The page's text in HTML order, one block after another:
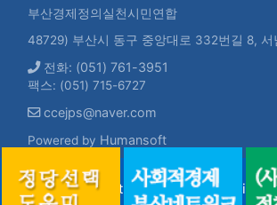
부산경제정의실천시민연합
48729) 부산시 동구 중앙대로 332번길 8,
전화: (051) 761-3951
팩스: (051) 715-6727
ccejps@naver.com
Powered by Humansoft
Copyright © 부산경실련.All rights